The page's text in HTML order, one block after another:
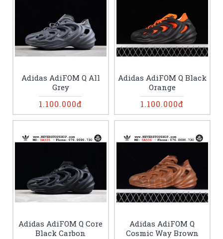
Adidas AdiFOM Q All
Grey
1.100.000đ
Adidas AdiFOM Q Black
Orange
1.100.000đ
Adidas AdiFOM Q Core
Black Carbon
Adidas AdiFOM Q
Cosmic Way Brown